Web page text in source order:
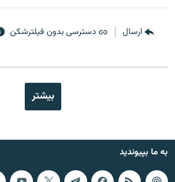
ارسال دسترسی بدون فیلترشکن
بیشتر
به ما بپیوندید